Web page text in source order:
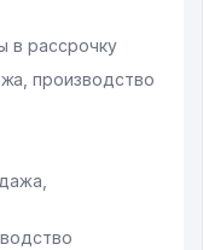
в рассрочку
производство